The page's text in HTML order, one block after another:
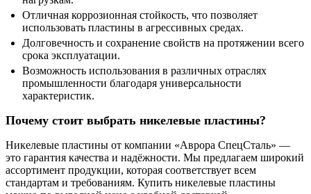
Отличная коррозионная стойкость, что позволяет
использовать пластины в агрессивных средах.
Долговечность и сохранение свойств на протяжении всего
срока эксплуатации.
Возможность использования в различных отраслях
промышленности благодаря универсальности
характеристик.
Почему стоит выбрать никелевые пластины?
Никелевые пластины от компании «Аврора СпецСталь» —
это гарантия качества и надёжности. Мы предлагаем широкий
ассортимент продукции, которая соответствует всем
стандартам и требованиям. Купить никелевые пластины